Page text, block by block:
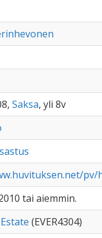
Saksa, yli 8v
pv/
tai aiemmin.
(EVER4304)